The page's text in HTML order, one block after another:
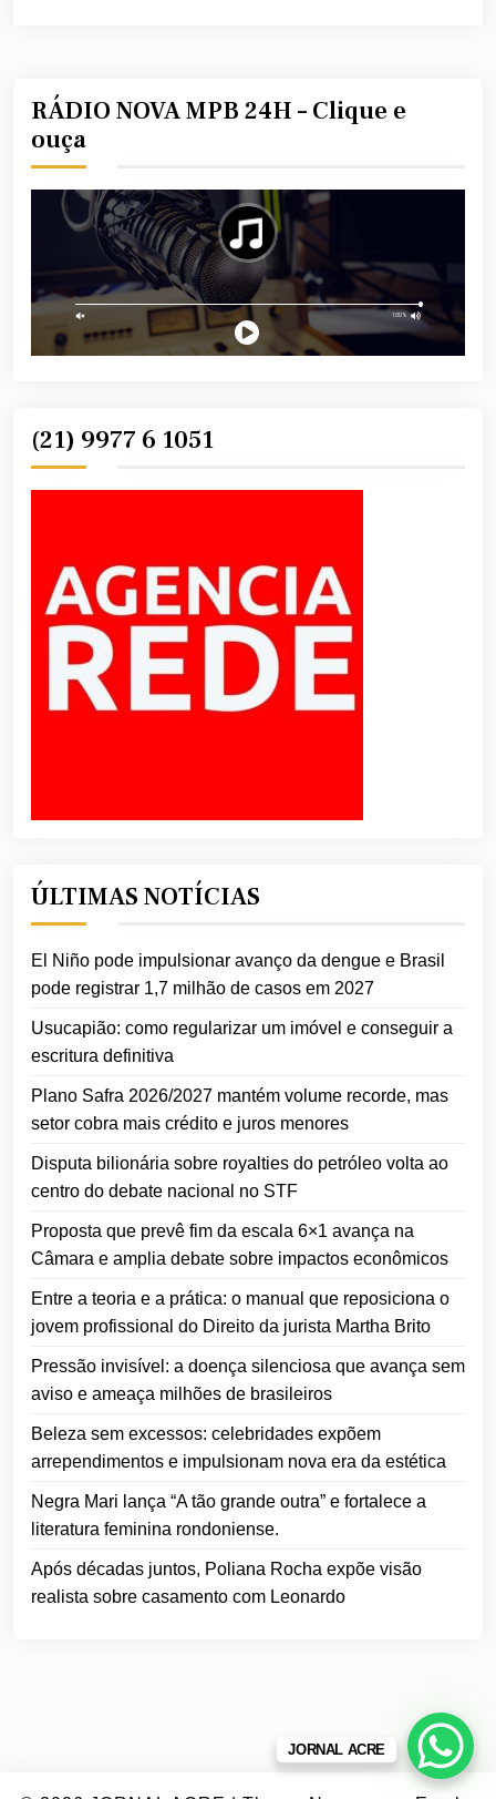
RÁDIO NOVA MPB 24H – Clique e
ouça
(21) 9977 6 1051
ÚLTIMAS NOTÍCIAS
El Niño pode impulsionar avanço da dengue e Brasil
pode registrar 1,7 milhão de casos em 2027
Usucapião: como regularizar um imóvel e conseguir a
escritura definitiva
Plano Safra 2026/2027 mantém volume recorde, mas
setor cobra mais crédito e juros menores
Disputa bilionária sobre royalties do petróleo volta ao
centro do debate nacional no STF
Proposta que prevê fim da escala 6×1 avança na
Câmara e amplia debate sobre impactos econômicos
Entre a teoria e a prática: o manual que reposiciona o
jovem profissional do Direito da jurista Martha Brito
Pressão invisível: a doença silenciosa que avança sem
aviso e ameaça milhões de brasileiros
Beleza sem excessos: celebridades expõem
arrependimentos e impulsionam nova era da estética
Negra Mari lança “A tão grande outra” e fortalece a
literatura feminina rondoniense.
Após décadas juntos, Poliana Rocha expõe visão
realista sobre casamento com Leonardo
JORNAL ACRE